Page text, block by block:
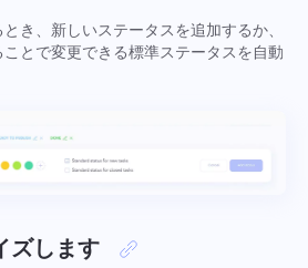
Русский
ไทย
Tiếng Việt
き、新しいステータスを追加するか、
とで変更できる標準ステータスを自動
ズします
り当てる